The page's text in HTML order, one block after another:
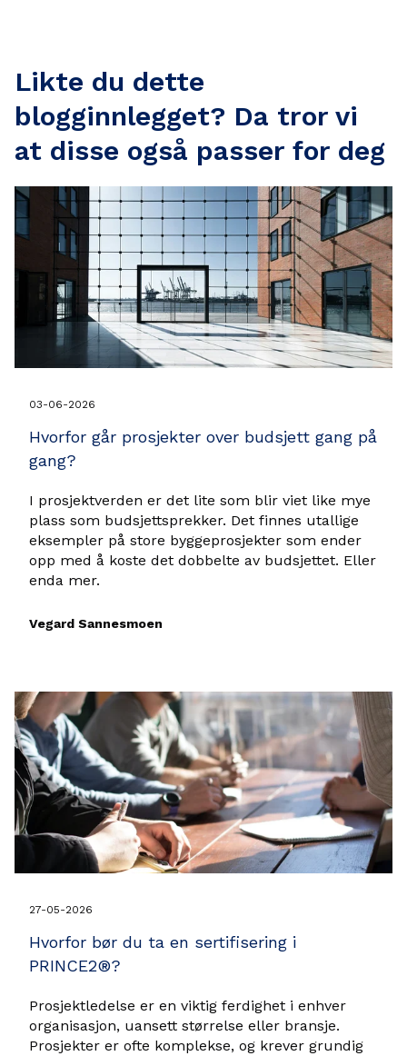
Likte du dette
blogginnlegget? Da tror vi
at disse også passer for deg
03-06-2026
Hvorfor går prosjekter over budsjett gang på
gang?
I prosjektverden er det lite som blir viet like mye
plass som budsjettsprekker. Det finnes utallige
eksempler på store byggeprosjekter som ender
opp med å koste det dobbelte av budsjettet. Eller
enda mer.
Vegard Sannesmoen
27-05-2026
Hvorfor bør du ta en sertifisering i
PRINCE2®?
Prosjektledelse er en viktig ferdighet i enhver
organisasjon, uansett størrelse eller bransje.
Prosjekter er ofte komplekse, og krever grundig